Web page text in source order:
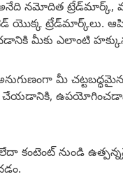
అనేది నమోదిత ట్రేడ్‌మార్క్,
యొక్క ట్రేడ్‌మార్క్‌లు.
మీకు ఎలాంటి
మీ
ఉపయోగించడానికి
కంటెంట్ నుండి